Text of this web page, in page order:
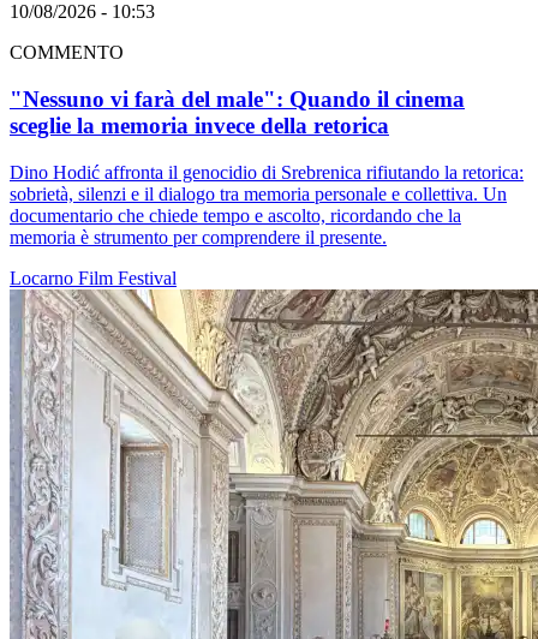
10/08/2026 - 10:53
COMMENTO
"Nessuno vi farà del male": Quando il cinema
sceglie la memoria invece della retorica
Dino Hodić affronta il genocidio di Srebrenica rifiutando la retorica:
sobrietà, silenzi e il dialogo tra memoria personale e collettiva. Un
documentario che chiede tempo e ascolto, ricordando che la
memoria è strumento per comprendere il presente.
Locarno Film Festival